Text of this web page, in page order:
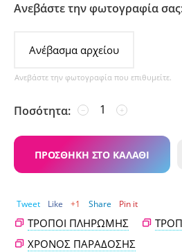
Ανεβάστε την φωτογραφία
Ανέβασμα αρχείου
Ανεβάστε την φωτογραφία που επιθυμείτε.
Ποσότητα: +
−
ΠΡΟΣΘΉΚΗ ΣΤΟ ΚΑΛΆΘΙ
Tweet Like +1 Share Pin it
ΤΡΌΠΟΙ ΠΛΗΡΩΜΉΣ
ΧΡΌΝΟΣ ΠΑΡΆΔΟΣΗΣ